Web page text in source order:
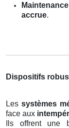
accrue.
Dispositifs
Lessystèmes
face aux
Ils offrent une